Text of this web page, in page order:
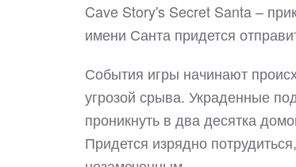
Cave Story's Secret Santa –
имени Санта придется
События игры начинают
угрозой срыва. Украденные
проникнуть в два десятка
Придется изрядно